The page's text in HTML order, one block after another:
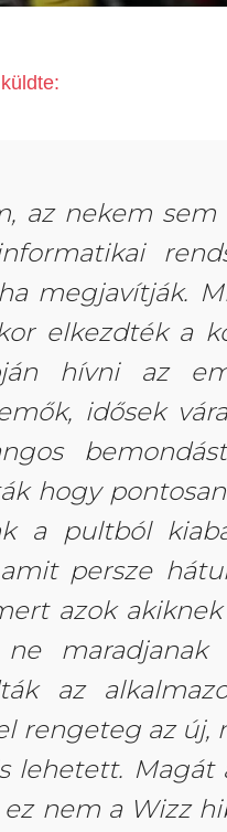
az nekem
megjavítják.
elkezdték a
hívni az
idősek
hogy
a pultból
persze
azok
maradjanak
az
rengeteg az új,
lehetett. Magát
nem a Wizz